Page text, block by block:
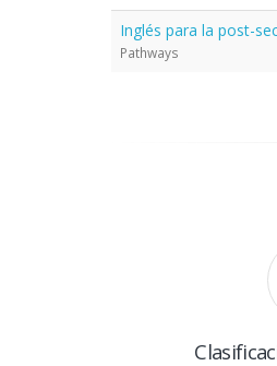
Inglés para la post-
Pathways